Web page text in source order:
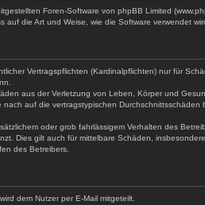
Foren-Software von phpBB Limited
die Art und Weise, wie die Software verwendet
Vertragspflichten (Kardinalpflichten) nur für
aus der Verletzung von Leben, Körper und
auf die vertragstypischen
oder grob fahrlässigem Verhalten des
Dies gilt auch für mittelbare Schäden,
des Betreibers.
dem Nutzer per E-Mail mitgeteilt.